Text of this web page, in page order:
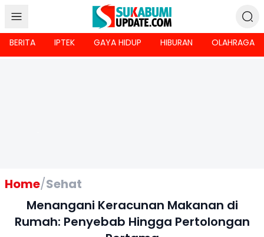
BERITA IPTEK GAYA HIDUP HIBURAN OLAHRAGA
Home/Sehat
Menangani Keracunan Makanan di
Rumah: Penyebab Hingga Pertolongan